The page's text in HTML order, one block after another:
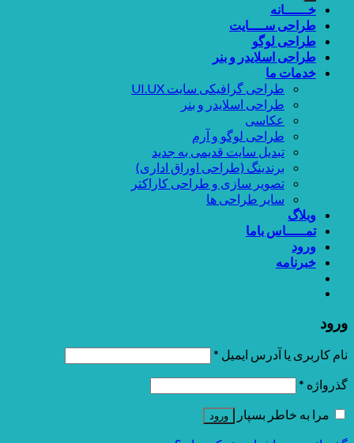
خــــــانه
طراحی ســــایت
طراحی لوگو
طراحی اسلایدر و بنر
خدمات ما
طراحی گرافیکی سایت UI.UX
طراحی اسلایدر و بنر
عکاسی
طراحی لوگو و آرم
تبدیل سایت قدیمی به جدید
برندینگ (طراحی اوراق اداری)
تصویر سازی و طراحی کاراکتر
سایر طراحی ها
وبلاگ
تمـــــاس باما
ورود
خبرنامه
ورود
نام کاربری یا آدرس ایمیل *
گذرواژه *
مرا به خاطر بسپار
ورود